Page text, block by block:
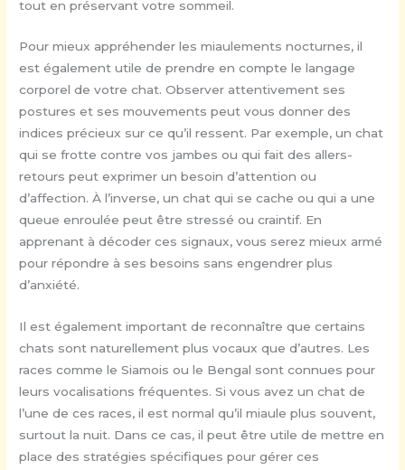
tout en préservant votre sommeil.
Pour mieux appréhender les miaulements nocturnes, il
est également utile de prendre en compte le langage
corporel de votre chat. Observer attentivement ses
postures et ses mouvements peut vous donner des
indices précieux sur ce qu’il ressent. Par exemple, un chat
qui se frotte contre vos jambes ou qui fait des allers-
retours peut exprimer un besoin d’attention ou
d’affection. À l’inverse, un chat qui se cache ou qui a une
queue enroulée peut être stressé ou craintif. En
apprenant à décoder ces signaux, vous serez mieux armé
pour répondre à ses besoins sans engendrer plus
d’anxiété.
Il est également important de reconnaître que certains
chats sont naturellement plus vocaux que d’autres. Les
races comme le Siamois ou le Bengal sont connues pour
leurs vocalisations fréquentes. Si vous avez un chat de
l’une de ces races, il est normal qu’il miaule plus souvent,
surtout la nuit. Dans ce cas, il peut être utile de mettre en
place des stratégies spécifiques pour gérer ces